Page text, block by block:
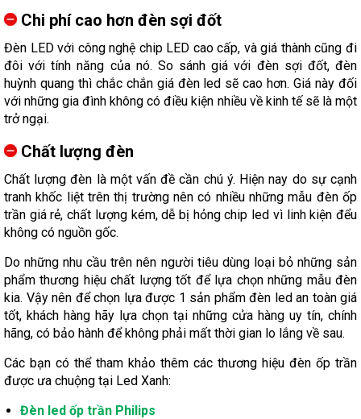
Chi phí cao hơn đèn sợi đốt
Đèn LED với công nghệ chip LED cao cấp, và giá thành cũng đi
đôi với tính năng của nó. So sánh giá với đèn sợi đốt, đèn
huỳnh quang thì chắc chắn giá đèn led sẽ cao hơn. Giá này đối
với những gia đình không có điều kiện nhiều về kinh tế sẽ là một
trở ngại.
Chất lượng đèn
Chất lượng đèn là một vấn đề cần chú ý. Hiện nay do sự cạnh
tranh khốc liệt trên thị trường nên có nhiều những mẫu đèn ốp
trần giá rẻ, chất lượng kém, dễ bị hỏng chip led vì linh kiện đểu
không có nguồn gốc.
Do những nhu cầu trên nên người tiêu dùng loại bỏ những sản
phẩm thương hiệu chất lượng tốt để lựa chọn những mẫu đèn
kia. Vậy nên để chọn lựa được 1 sản phẩm đèn led an toàn giá
tốt, khách hàng hãy lựa chọn tại những cửa hàng uy tín, chính
hãng, có bảo hành để không phải mất thời gian lo lắng về sau.
Các bạn có thể tham khảo thêm các thương hiệu đèn ốp trần
được ưa chuộng tại Led Xanh:
Đèn led ốp trần Philips